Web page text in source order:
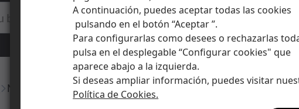
A continuación, puedes aceptar todas las cookies
pulsando en el botón “Aceptar ”.
Para configurarlas como desees o rechazarlas
pulsa en el desplegable “Configurar cookies" que
aparece abajo a la izquierda.
Si deseas ampliar información, puedes visitar
Política de Cookies.
Mi plataforma no arranca. ¿Cuál puede ser el problema?